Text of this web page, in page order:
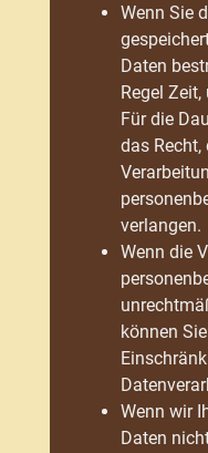
Wenn Sie
Daten
Regel
Für die
das Recht,
verlangen.
Wenn die
können
Wenn wir
Daten